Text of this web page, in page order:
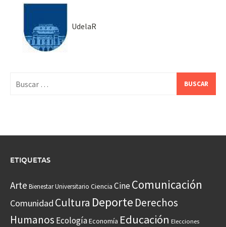
UdelaR
ETIQUETAS
Arte Bienestar Universitario Ciencia CineComunicación
Comunidad Cultura Deporte Derechos
Humanos EcologíaEconomía Educación Elecciones